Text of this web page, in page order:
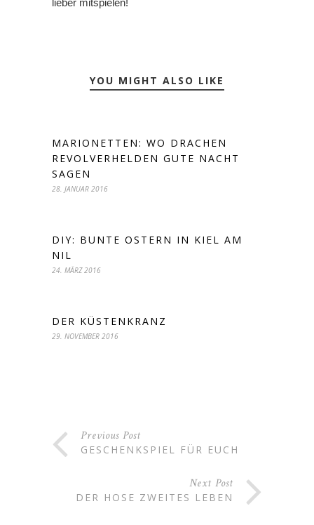
lieber mitspielen!
YOU MIGHT ALSO LIKE
MARIONETTEN: WO DRACHEN
REVOLVERHELDEN GUTE NACHT
SAGEN
28. JANUAR 2016
DIY: BUNTE OSTERN IN KIEL AM
NIL
24. MÄRZ 2016
DER KÜSTENKRANZ
29. NOVEMBER 2016
Previous Post
GESCHENKSPIEL FÜR EUCH
Next Post
DER HOSE ZWEITES LEBEN